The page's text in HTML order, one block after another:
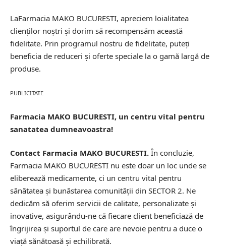
LaFarmacia MAKO BUCURESTI, apreciem loialitatea
clienților noștri și dorim să recompensăm această
fidelitate. Prin programul nostru de fidelitate, puteți
beneficia de reduceri și oferte speciale la o gamă largă de
produse.
PUBLICITATE
Farmacia MAKO BUCURESTI, un centru vital pentru
sanatatea dumneavoastra!
Contact Farmacia MAKO BUCURESTI. În concluzie,
Farmacia MAKO BUCURESTI nu este doar un loc unde se
eliberează medicamente, ci un centru vital pentru
sănătatea și bunăstarea comunității din SECTOR 2. Ne
dedicăm să oferim servicii de calitate, personalizate și
inovative, asigurându-ne că fiecare client beneficiază de
îngrijirea și suportul de care are nevoie pentru a duce o
viață sănătoasă și echilibrată.